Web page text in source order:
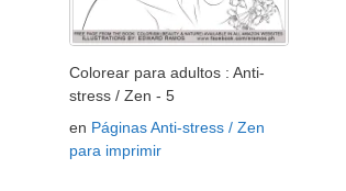
Colorear para adultos : Anti-
stress / Zen - 5
en Páginas Anti-stress / Zen
para imprimir